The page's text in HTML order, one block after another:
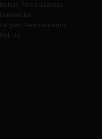
Bolsas Personalizadas
Banderolas
Lanyard Personalizados
Roll Up